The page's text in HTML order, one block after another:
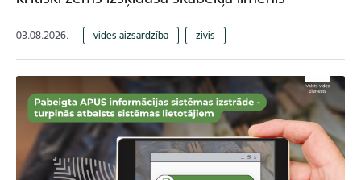
03.08.2026. vides aizsardzība zivis